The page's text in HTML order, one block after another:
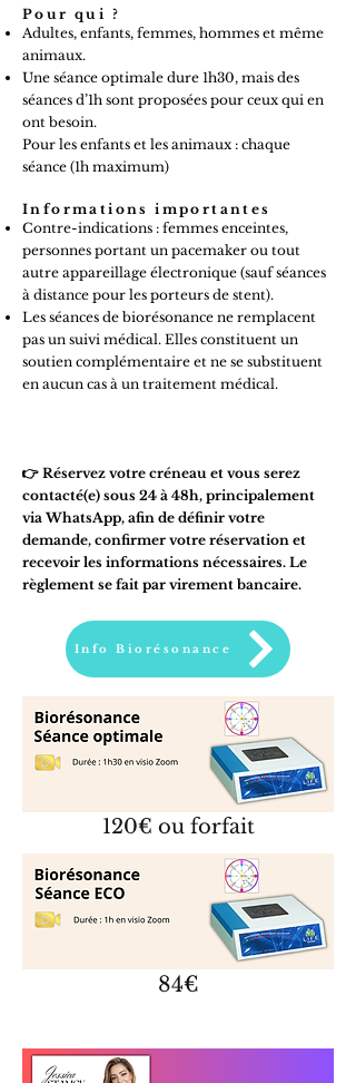
Pour qui ?
Adultes, enfants, femmes, hommes et même
animaux.
Une séance optimale dure 1h30, mais des
séances d’1h sont proposées pour ceux qui en
ont besoin.
Pour les enfants et les animaux : chaque
séance (1h maximum)
Informations importantes
Contre-indications : femmes enceintes,
personnes portant un pacemaker ou tout
autre appareillage électronique (sauf séances
à distance pour les porteurs de stent).
Les séances de biorésonance ne remplacent
pas un suivi médical. Elles constituent un
soutien complémentaire et ne se substituent
en aucun cas à un traitement médical.
👉 Réservez votre créneau et vous serez
contacté(e) sous 24 à 48h, principalement
via WhatsApp, afin de définir votre
demande, confirmer votre réservation et
recevoir les informations nécessaires. Le
règlement se fait par virement bancaire.
Info Biorésonance
120€ ou forfait
84€